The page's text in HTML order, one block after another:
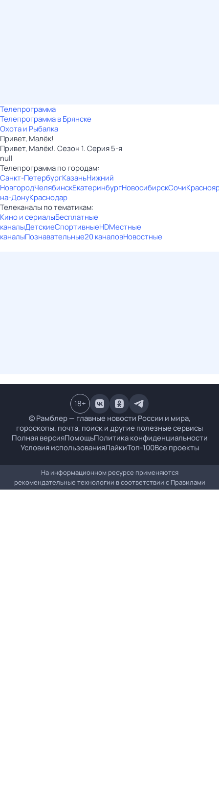
Телепрограмма
Телепрограмма в Брянске
Охота и Рыбалка
Привет, Малёк!
Привет, Малёк!. Сезон 1. Серия 5-я
null
Телепрограмма по городам:
Санкт-ПетербургКазаньНижний
НовгородЧелябинскЕкатеринбургНовосибирскСочи
на-ДонуКраснодар
Телеканалы по тематикам:
Кино и сериалыБесплатные
каналыДетскиеСпортивныеHDМестные
каналыПознавательные20 каналовНовостные
© Рамблер — главные новости России и мира,
гороскопы, почта, поиск и другие полезные сервисы
Полная версияПомощьПолитика конфиденциальности
Условия использованияЛайкиТоп-100Все проекты
18+
На информационном ресурсе применяются
рекомендательные технологии в соответствии с Правилами